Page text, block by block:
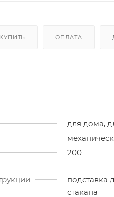
ОПЛАТА
для дома,
200
подставка
стакана